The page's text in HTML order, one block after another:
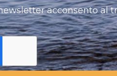
acconsento al